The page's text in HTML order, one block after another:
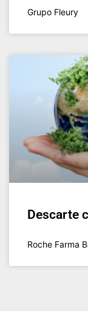
Grupo Fleury
Descarte
Roche Farma